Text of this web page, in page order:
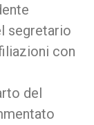
segretario
con
del